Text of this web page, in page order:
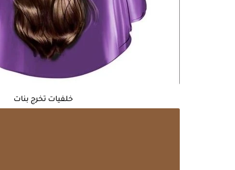
خلفيات تخرج بنات